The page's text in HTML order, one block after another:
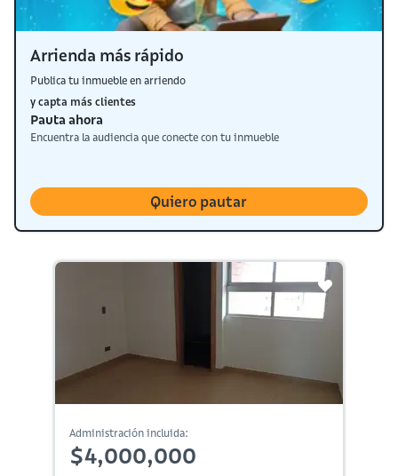
Arrienda más rápido
Publica tu inmueble en arriendo
y capta más clientes
Pauta ahora
Encuentra la audiencia que conecte con tu inmueble
Quiero pautar
Administración incluida:
$4,000,000